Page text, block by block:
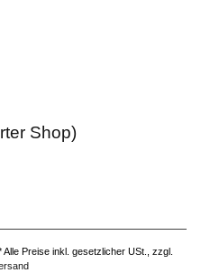
Shop)
Alle Preise inkl. gesetzlicher USt., zzgl.